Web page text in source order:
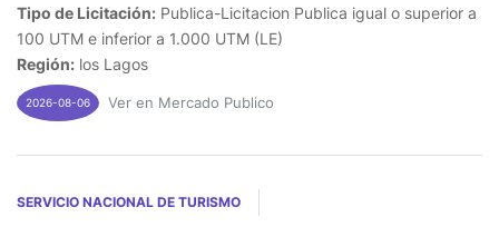
Tipo de Licitación: Publica-Licitacion Publica igual o superior a
100 UTM e inferior a 1.000 UTM (LE)
Región: los Lagos
2026-08-06 Ver en Mercado Publico
SERVICIO NACIONAL DE TURISMO